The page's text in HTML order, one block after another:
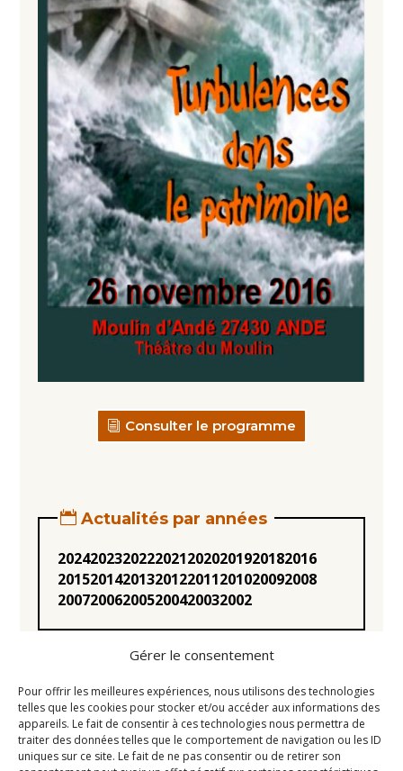
Gérer le consentement
Pour offrir les meilleures expériences, nous utilisons des technologies
telles que les cookies pour stocker et/ou accéder aux informations des
appareils. Le fait de consentir à ces technologies nous permettra de
traiter des données telles que le comportement de navigation ou les ID
uniques sur ce site. Le fait de ne pas consentir ou de retirer son
Consulter le programme
Actualités par années
20242023202220212020201920182016
20152014201320122011201020092008
200720062005200420032002
Statuts
Règlement intérieur